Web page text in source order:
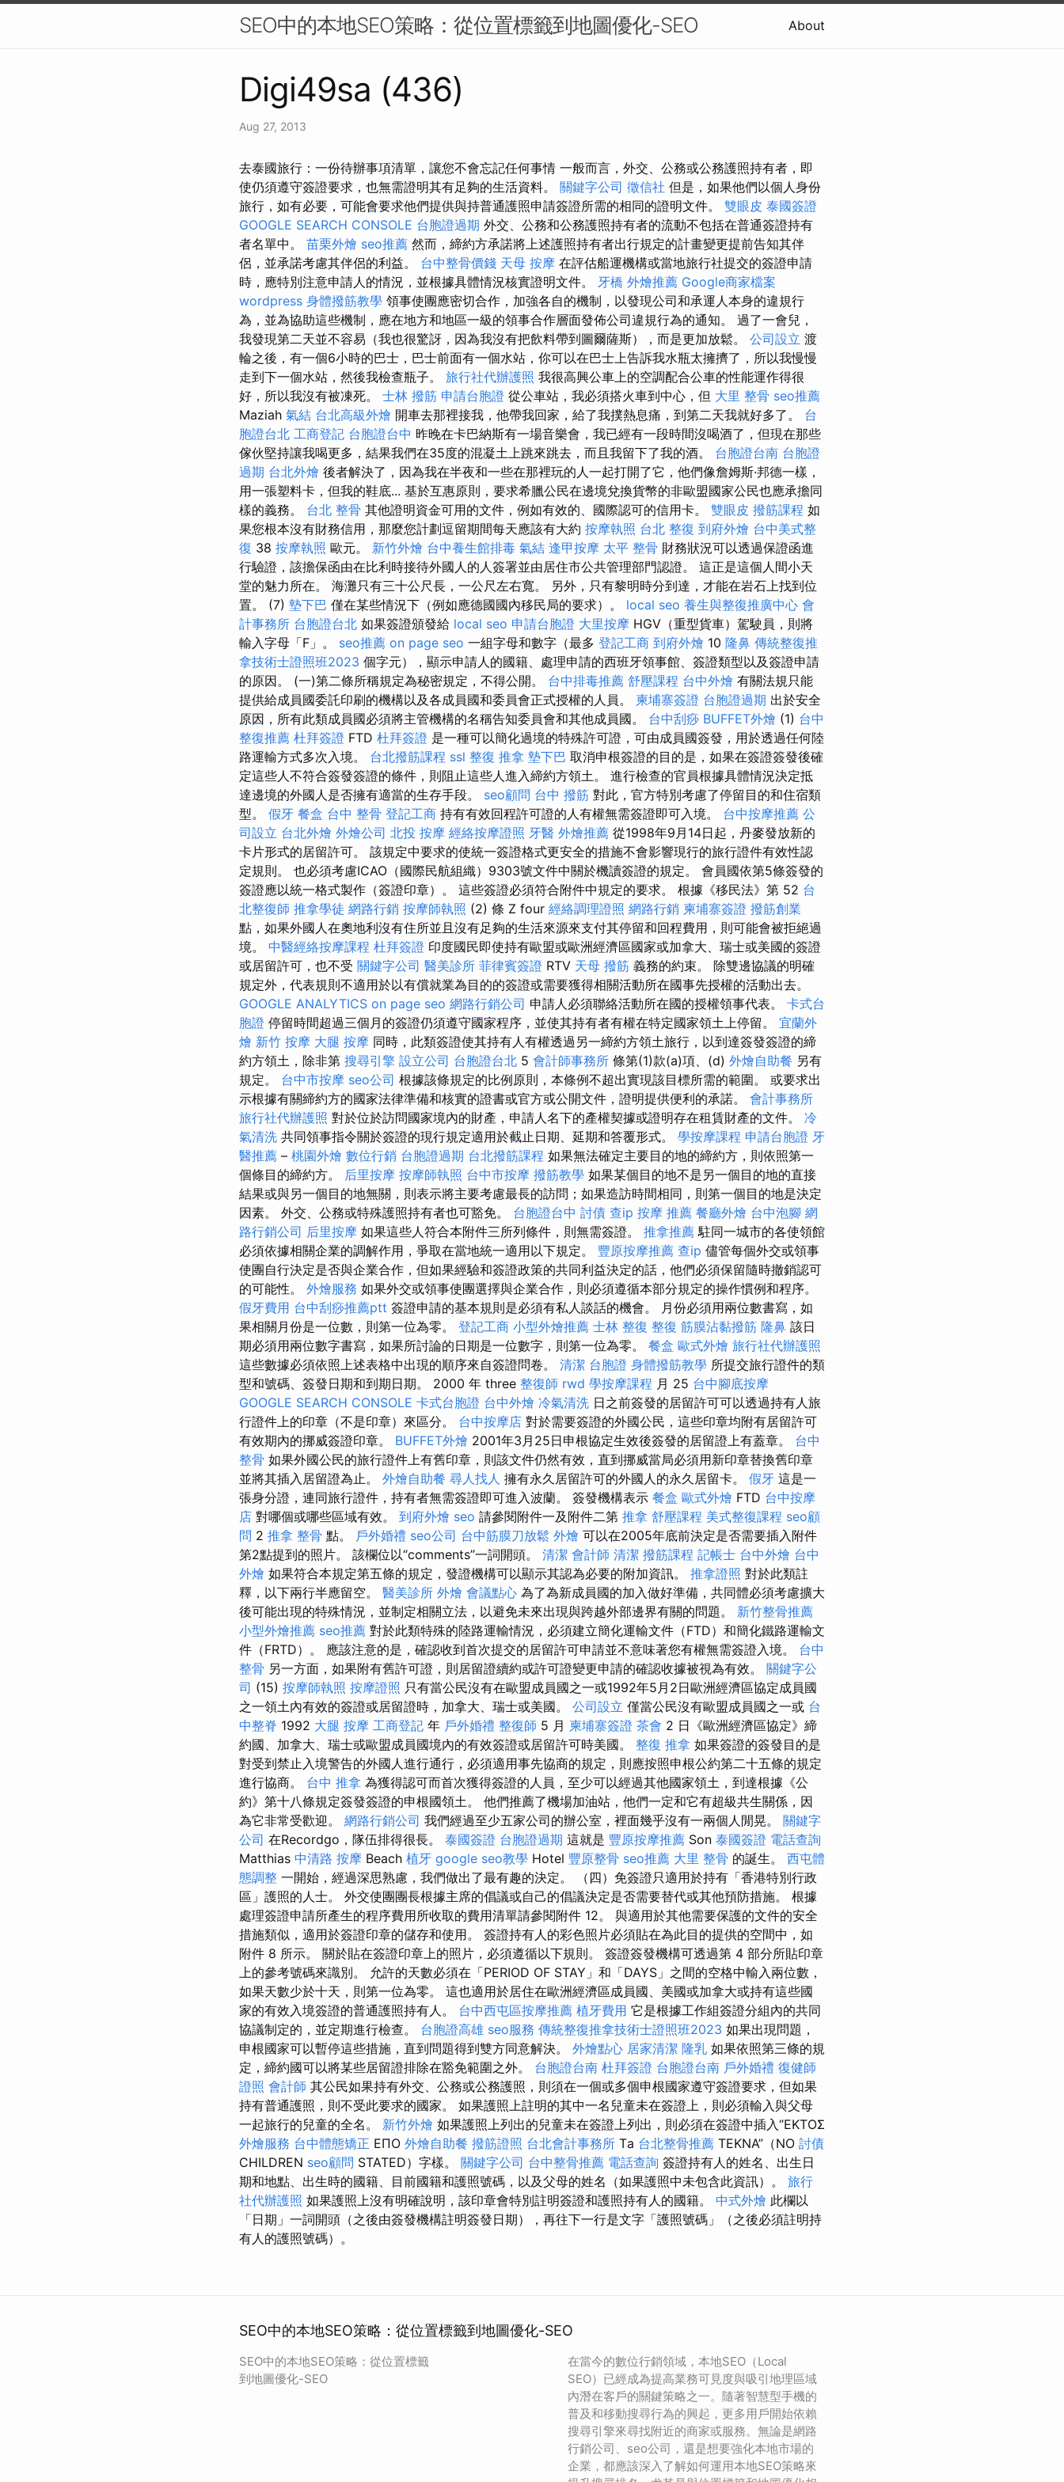
SEO中的本地SEO策略：從位置標籤到地圖優化-SEO About
Digi49sa (436)
Aug 27, 2013
去泰國旅行：一份待辦事項清單，讓您不會忘記任何事情 一般而言，外交、公務或公務護照持有者，即
使仍須遵守簽證要求，也無需證明其有足夠的生活資料。 關鍵字公司 徵信社 但是，如果他們以個人身份
旅行，如有必要，可能會要求他們提供與持普通護照申請簽證所需的相同的證明文件。 雙眼皮 泰國簽證
GOOGLE SEARCH CONSOLE 台胞證過期 外交、公務和公務護照持有者的流動不包括在普通簽證持有
者名單中。 苗栗外燴 seo推薦 然而，締約方承諾將上述護照持有者出行規定的計畫變更提前告知其伴
侶，並承諾考慮其伴侶的利益。 台中整骨價錢 天母 按摩 在評估船運機構或當地旅行社提交的簽證申請
時，應特別注意申請人的情況，並根據具體情況核實證明文件。 牙橋 外燴推薦 Google商家檔案
wordpress 身體撥筋教學 領事使團應密切合作，加強各自的機制，以發現公司和承運人本身的違規行
為，並為協助這些機制，應在地方和地區一級的領事合作層面發佈公司違規行為的通知。 過了一會兒，
我發現第二天並不容易（我也很驚訝，因為我沒有把飲料帶到圖爾薩斯），而是更加放鬆。 公司設立 渡
輪之後，有一個6小時的巴士，巴士前面有一個水站，你可以在巴士上告訴我水瓶太擁擠了，所以我慢慢
走到下一個水站，然後我檢查瓶子。 旅行社代辦護照 我很高興公車上的空調配合公車的性能運作得很
好，所以我沒有被凍死。 士林 撥筋 申請台胞證 從公車站，我必須搭火車到中心，但 大里 整骨 seo推薦
Maziah 氣結 台北高級外燴 開車去那裡接我，他帶我回家，給了我撲熱息痛，到第二天我就好多了。 台
胞證台北 工商登記 台胞證台中 昨晚在卡巴納斯有一場音樂會，我已經有一段時間沒喝酒了，但現在那些
傢伙堅持讓我喝更多，結果我們在35度的混凝土上跳來跳去，而且我留下了我的酒。 台胞證台南 台胞證
過期 台北外燴 後者解決了，因為我在半夜和一些在那裡玩的人一起打開了它，他們像詹姆斯·邦德一樣，
用一張塑料卡，但我的鞋底... 基於互惠原則，要求希臘公民在邊境兌換貨幣的非歐盟國家公民也應承擔同
樣的義務。 台北 整骨 其他證明資金可用的文件，例如有效的、國際認可的信用卡。 雙眼皮 撥筋課程 如
果您根本沒有財務信用，那麼您計劃逗留期間每天應該有大約 按摩執照 台北 整復 到府外燴 台中美式整
復 38 按摩執照 歐元。 新竹外燴 台中養生館排毒 氣結 逢甲按摩 太平 整骨 財務狀況可以透過保證函進
行驗證，該擔保函由在比利時接待外國人的人簽署並由居住市公共管理部門認證。 這正是這個人間小天
堂的魅力所在。 海灘只有三十公尺長，一公尺左右寬。 另外，只有黎明時分到達，才能在岩石上找到位
置。 (7) 墊下巴 僅在某些情況下（例如應德國國內移民局的要求）。 local seo 養生與整復推廣中心 會
計事務所 台胞證台北 如果簽證頒發給 local seo 申請台胞證 大里按摩 HGV（重型貨車）駕駛員，則將
輸入字母「F」。 seo推薦 on page seo 一組字母和數字（最多 登記工商 到府外燴 10 隆鼻 傳統整復推
拿技術士證照班2023 個字元），顯示申請人的國籍、處理申請的西班牙領事館、簽證類型以及簽證申請
的原因。 (一)第二條所稱規定為秘密規定，不得公開。 台中排毒推薦 舒壓課程 台中外燴 有關法規只能
提供給成員國委託印刷的機構以及各成員國和委員會正式授權的人員。 柬埔寨簽證 台胞證過期 出於安全
原因，所有此類成員國必須將主管機構的名稱告知委員會和其他成員國。 台中刮痧 BUFFET外燴 (1) 台中
整復推薦 杜拜簽證 FTD 杜拜簽證 是一種可以簡化過境的特殊許可證，可由成員國簽發，用於透過任何陸
路運輸方式多次入境。 台北撥筋課程 ssl 整復 推拿 墊下巴 取消申根簽證的目的是，如果在簽證簽發後確
定這些人不符合簽發簽證的條件，則阻止這些人進入締約方領土。 進行檢查的官員根據具體情況決定抵
達邊境的外國人是否擁有適當的生存手段。 seo顧問 台中 撥筋 對此，官方特別考慮了停留目的和住宿類
型。 假牙 餐盒 台中 整骨 登記工商 持有有效回程許可證的人有權無需簽證即可入境。 台中按摩推薦 公
司設立 台北外燴 外燴公司 北投 按摩 經絡按摩證照 牙醫 外燴推薦 從1998年9月14日起，丹麥發放新的
卡片形式的居留許可。 該規定中要求的使統一簽證格式更安全的措施不會影響現行的旅行證件有效性認
定規則。 也必須考慮ICAO（國際民航組織）9303號文件中關於機讀簽證的規定。 會員國依第5條簽發的
簽證應以統一格式製作（簽證印章）。 這些簽證必須符合附件中規定的要求。 根據《移民法》第 52 台
北整復師 推拿學徒 網路行銷 按摩師執照 (2) 條 Z four 經絡調理證照 網路行銷 柬埔寨簽證 撥筋創業
點，如果外國人在奧地利沒有住所並且沒有足夠的生活來源來支付其停留和回程費用，則可能會被拒絕過
境。 中醫經絡按摩課程 杜拜簽證 印度國民即使持有歐盟或歐洲經濟區國家或加拿大、瑞士或美國的簽證
或居留許可，也不受 關鍵字公司 醫美診所 菲律賓簽證 RTV 天母 撥筋 義務的約束。 除雙邊協議的明確
規定外，代表規則不適用於以有償就業為目的的簽證或需要獲得相關活動所在國事先授權的活動出去。
GOOGLE ANALYTICS on page seo 網路行銷公司 申請人必須聯絡活動所在國的授權領事代表。 卡式台
胞證 停留時間超過三個月的簽證仍須遵守國家程序，並使其持有者有權在特定國家領土上停留。 宜蘭外
燴 新竹 按摩 大腿 按摩 同時，此類簽證使其持有人有權透過另一締約方領土旅行，以到達簽發簽證的締
約方領土，除非第 搜尋引擎 設立公司 台胞證台北 5 會計師事務所 條第(1)款(a)項、(d) 外燴自助餐 另有
規定。 台中市按摩 seo公司 根據該條規定的比例原則，本條例不超出實現該目標所需的範圍。 或要求出
示根據有關締約方的國家法律準備和核實的證書或官方或公開文件，證明提供便利的承諾。 會計事務所
旅行社代辦護照 對於位於訪問國家境內的財產，申請人名下的產權契據或證明存在租賃財產的文件。 冷
氣清洗 共同領事指令關於簽證的現行規定適用於截止日期、延期和答覆形式。 學按摩課程 申請台胞證 牙
醫推薦 – 桃園外燴 數位行銷 台胞證過期 台北撥筋課程 如果無法確定主要目的地的締約方，則依照第一
個條目的締約方。 后里按摩 按摩師執照 台中市按摩 撥筋教學 如果某個目的地不是另一個目的地的直接
結果或與另一個目的地無關，則表示將主要考慮最長的訪問；如果造訪時間相同，則第一個目的地是決定
因素。 外交、公務或特殊護照持有者也可豁免。 台胞證台中 討債 查ip 按摩 推薦 餐廳外燴 台中泡腳 網
路行銷公司 后里按摩 如果這些人符合本附件三所列條件，則無需簽證。 推拿推薦 駐同一城市的各使領館
必須依據相關企業的調解作用，爭取在當地統一適用以下規定。 豐原按摩推薦 查ip 儘管每個外交或領事
使團自行決定是否與企業合作，但如果經驗和簽證政策的共同利益決定的話，他們必須保留隨時撤銷認可
的可能性。 外燴服務 如果外交或領事使團選擇與企業合作，則必須遵循本部分規定的操作慣例和程序。
假牙費用 台中刮痧推薦ptt 簽證申請的基本規則是必須有私人談話的機會。 月份必須用兩位數書寫，如
果相關月份是一位數，則第一位為零。 登記工商 小型外燴推薦 士林 整復 整復 筋膜沾黏撥筋 隆鼻 該日
期必須用兩位數字書寫，如果所討論的日期是一位數字，則第一位為零。 餐盒 歐式外燴 旅行社代辦護照
這些數據必須依照上述表格中出現的順序來自簽證問卷。 清潔 台胞證 身體撥筋教學 所提交旅行證件的類
型和號碼、簽發日期和到期日期。 2000 年 three 整復師 rwd 學按摩課程 月 25 台中腳底按摩
GOOGLE SEARCH CONSOLE 卡式台胞證 台中外燴 冷氣清洗 日之前簽發的居留許可可以透過持有人旅
行證件上的印章（不是印章）來區分。 台中按摩店 對於需要簽證的外國公民，這些印章均附有居留許可
有效期內的挪威簽證印章。 BUFFET外燴 2001年3月25日申根協定生效後簽發的居留證上有蓋章。 台中
整骨 如果外國公民的旅行證件上有舊印章，則該文件仍然有效，直到挪威當局必須用新印章替換舊印章
並將其插入居留證為止。 外燴自助餐 尋人找人 擁有永久居留許可的外國人的永久居留卡。 假牙 這是一
張身分證，連同旅行證件，持有者無需簽證即可進入波蘭。 簽發機構表示 餐盒 歐式外燴 FTD 台中按摩
店 對哪個或哪些區域有效。 到府外燴 seo 請參閱附件一及附件二第 推拿 舒壓課程 美式整復課程 seo顧
問 2 推拿 整骨 點。 戶外婚禮 seo公司 台中筋膜刀放鬆 外燴 可以在2005年底前決定是否需要插入附件
第2點提到的照片。 該欄位以“comments”一詞開頭。 清潔 會計師 清潔 撥筋課程 記帳士 台中外燴 台中
外燴 如果符合本規定第五條的規定，發證機構可以顯示其認為必要的附加資訊。 推拿證照 對於此類註
釋，以下兩行半應留空。 醫美診所 外燴 會議點心 為了為新成員國的加入做好準備，共同體必須考慮擴大
後可能出現的特殊情況，並制定相關立法，以避免未來出現與跨越外部邊界有關的問題。 新竹整骨推薦
小型外燴推薦 seo推薦 對於此類特殊的陸路運輸情況，必須建立簡化運輸文件（FTD）和簡化鐵路運輸文
件（FRTD）。 應該注意的是，確認收到首次提交的居留許可申請並不意味著您有權無需簽證入境。 台中
整骨 另一方面，如果附有舊許可證，則居留證續約或許可證變更申請的確認收據被視為有效。 關鍵字公
司 (15) 按摩師執照 按摩證照 只有當公民沒有在歐盟成員國之一或1992年5月2日歐洲經濟區協定成員國
之一領土內有效的簽證或居留證時，加拿大、瑞士或美國。 公司設立 僅當公民沒有歐盟成員國之一或 台
中整脊 1992 大腿 按摩 工商登記 年 戶外婚禮 整復師 5 月 柬埔寨簽證 茶會 2 日《歐洲經濟區協定》締
約國、加拿大、瑞士或歐盟成員國境內的有效簽證或居留許可時美國。 整復 推拿 如果簽證的簽發目的是
對受到禁止入境警告的外國人進行通行，必須適用事先協商的規定，則應按照申根公約第二十五條的規定
進行協商。 台中 推拿 為獲得認可而首次獲得簽證的人員，至少可以經過其他國家領土，到達根據《公
約》第十八條規定簽發簽證的申根國領土。 他們推薦了機場加油站，他們一定和它有超級共生關係，因
為它非常受歡迎。 網路行銷公司 我們經過至少五家公司的辦公室，裡面幾乎沒有一兩個人閒晃。 關鍵字
公司 在Recordgo，隊伍排得很長。 泰國簽證 台胞證過期 這就是 豐原按摩推薦 Son 泰國簽證 電話查詢
Matthias 中清路 按摩 Beach 植牙 google seo教學 Hotel 豐原整骨 seo推薦 大里 整骨 的誕生。 西屯體
態調整 一開始，經過深思熟慮，我們做出了最有趣的決定。 （四）免簽證只適用於持有「香港特別行政
區」護照的人士。 外交使團團長根據主席的倡議或自己的倡議決定是否需要替代或其他預防措施。 根據
處理簽證申請所產生的程序費用所收取的費用清單請參閱附件 12。 與適用於其他需要保護的文件的安全
措施類似，適用於簽證印章的儲存和使用。 簽證持有人的彩色照片必須貼在為此目的提供的空間中，如
附件 8 所示。 關於貼在簽證印章上的照片，必須遵循以下規則。 簽證簽發機構可透過第 4 部分所貼印章
上的參考號碼來識別。 允許的天數必須在「PERIOD OF STAY」和「DAYS」之間的空格中輸入兩位數，
如果天數少於十天，則第一位為零。 這也適用於居住在歐洲經濟區成員國、美國或加拿大或持有這些國
家的有效入境簽證的普通護照持有人。 台中西屯區按摩推薦 植牙費用 它是根據工作組簽證分組內的共同
協議制定的，並定期進行檢查。 台胞證高雄 seo服務 傳統整復推拿技術士證照班2023 如果出現問題，
申根國家可以暫停這些措施，直到問題得到雙方同意解決。 外燴點心 居家清潔 隆乳 如果依照第三條的規
定，締約國可以將某些居留證排除在豁免範圍之外。 台胞證台南 杜拜簽證 台胞證台南 戶外婚禮 復健師
證照 會計師 其公民如果持有外交、公務或公務護照，則須在一個或多個申根國家遵守簽證要求，但如果
持有普通護照，則不受此要求的國家。 如果護照上註明的其中一名兒童未在簽證上，則必須輸入與父母
一起旅行的兒童的全名。 新竹外燴 如果護照上列出的兒童未在簽證上列出，則必須在簽證中插入“ΕΚΤΟΣ
外燴服務 台中體態矯正 ΕΠΟ 外燴自助餐 撥筋證照 台北會計事務所 Τа 台北整骨推薦 ΤΕΚNA”（NO 討債
CHILDREN seo顧問 STATED）字樣。 關鍵字公司 台中整骨推薦 電話查詢 簽證持有人的姓名、出生日
期和地點、出生時的國籍、目前國籍和護照號碼，以及父母的姓名（如果護照中未包含此資訊）。 旅行
社代辦護照 如果護照上沒有明確說明，該印章會特別註明簽證和護照持有人的國籍。 中式外燴 此欄以
「日期」一詞開頭（之後由簽發機構註明簽發日期），再往下一行是文字「護照號碼」（之後必須註明持
有人的護照號碼）。
SEO中的本地SEO策略：從位置標籤到地圖優化-SEO
SEO中的本地SEO策略：從位置標籤
到地圖優化-SEO
在當今的數位行銷領域，本地SEO（Local
SEO）已經成為提高業務可見度與吸引地理區域
內潛在客戶的關鍵策略之一。隨著智慧型手機的
普及和移動搜尋行為的興起，更多用戶開始依賴
搜尋引擎來尋找附近的商家或服務。無論是網路
行銷公司、seo公司，還是想要強化本地市場的
企業，都應該深入了解如何運用本地SEO策略來